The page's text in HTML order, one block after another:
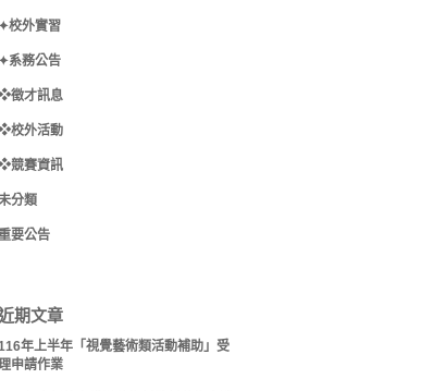
✦校外實習
✦系務公告
徵才訊息
校外活動
競賽資訊
分類
要公告
期文章
年上半年「視覺藝術類活動補助」受
申請作業